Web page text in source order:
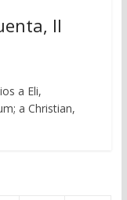
II
a Eli,
a Christian,